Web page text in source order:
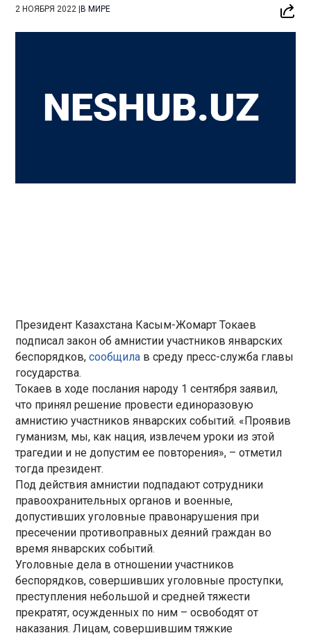
2 НОЯБРЯ 2022 |В МИРЕ
Президент Казахстана Касым-Жомарт Токаев
подписал закон об амнистии участников январских
беспорядков,сообщила в среду пресс-служба главы
государства.
Токаев в ходе послания народу 1 сентября заявил,
что принял решение провести единоразовую
амнистию участников январских событий. «Проявив
гуманизм, мы, как нация, извлечем уроки из этой
трагедии и не допустим ее повторения», – отметил
тогда президент.
Под действия амнистии подпадают сотрудники
правоохранительных органов и военные,
допустивших уголовные правонарушения при
пресечении противоправных деяний граждан во
время январских событий.
Уголовные дела в отношении участников
беспорядков, совершивших уголовные проступки,
преступления небольшой и средней тяжести
прекратят, осужденных по ним – освободят от
наказания. Лицам, совершившим тяжкие